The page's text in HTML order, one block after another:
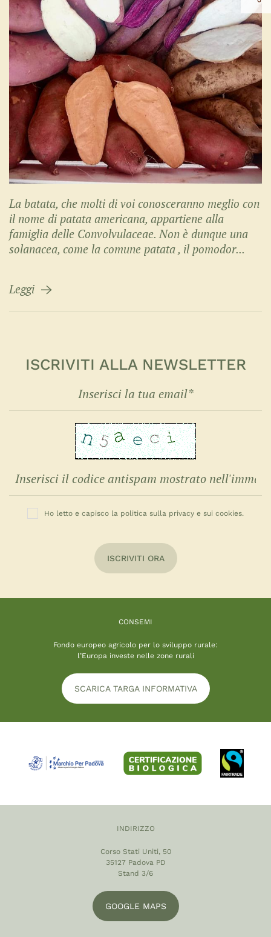
La batata, che molti di voi conosceranno meglio con
il nome di patata americana, appartiene alla
famiglia delle Convolvulaceae. Non è dunque una
solanacea, come la comune patata , il pomodor...
Leggi
ISCRIVITI ALLA NEWSLETTER
Ho letto e capisco la politica sulla privacy e sui cookies.
ISCRIVITI ORA
CONSEMI
Fondo europeo agricolo per lo sviluppo rurale:
l’Europa investe nelle zone rurali
SCARICA TARGA INFORMATIVA
INDIRIZZO
Corso Stati Uniti, 50
35127 Padova PD
Stand 3/6
GOOGLE MAPS